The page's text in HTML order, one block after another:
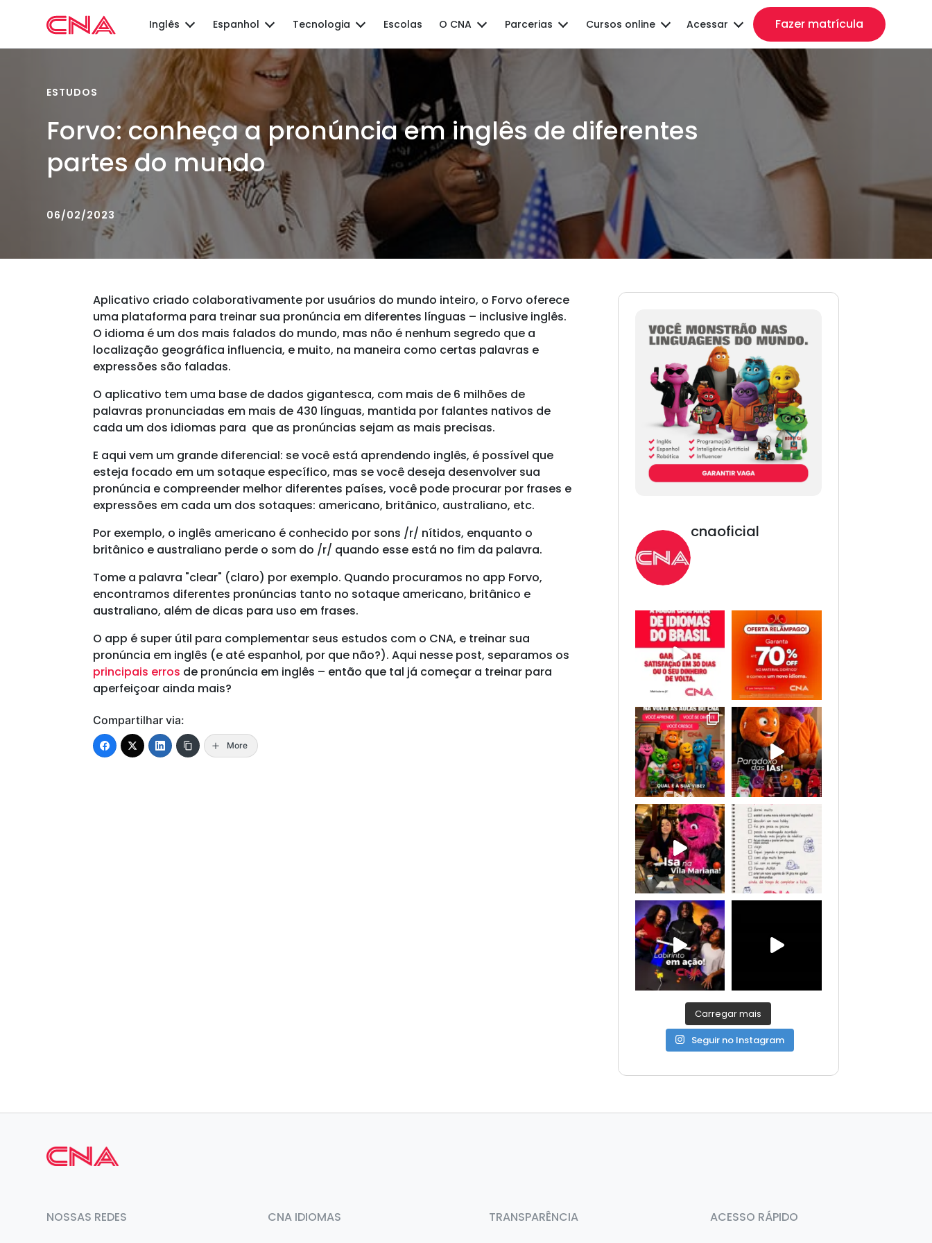
Inglês Espanhol Tecnologia Escolas O CNA Parcerias Cursos online Acessar Fazer matrícula
ESTUDOS
Forvo: conheça a pronúncia em inglês de diferentes
partes do mundo
06/02/2023
Aplicativo criado colaborativamente por usuários do mundo inteiro, o Forvo oferece
uma plataforma para treinar sua pronúncia em diferentes línguas – inclusive inglês.
O idioma é um dos mais falados do mundo, mas não é nenhum segredo que a
localização geográfica influencia, e muito, na maneira como certas palavras e
expressões são faladas.
O aplicativo tem uma base de dados gigantesca, com mais de 6 milhões de
palavras pronunciadas em mais de 430 línguas, mantida por falantes nativos de
cada um dos idiomas para que as pronúncias sejam as mais precisas.
E aqui vem um grande diferencial: se você está aprendendo inglês, é possível que
esteja focado em um sotaque específico, mas se você deseja desenvolver sua
pronúncia e compreender melhor diferentes países, você pode procurar por frases e
expressões em cada um dos sotaques: americano, britânico, australiano, etc.
Por exemplo, o inglês americano é conhecido por sons /r/ nítidos, enquanto o
britânico e australiano perde o som do /r/ quando esse está no fim da palavra.
Tome a palavra "clear" (claro) por exemplo. Quando procuramos no app Forvo,
encontramos diferentes pronúncias tanto no sotaque americano, britânico e
australiano, além de dicas para uso em frases.
O app é super útil para complementar seus estudos com o CNA, e treinar sua
pronúncia em inglês (e até espanhol, por que não?). Aqui nesse post, separamos os
principais erros de pronúncia em inglês – então que tal já começar a treinar para
aperfeiçoar ainda mais?
Compartilhar via:
More
cnaoficial
tudo!
Carregar mais
Seguir no Instagram
NOSSAS REDES CNA IDIOMAS TRANSPARÊNCIA ACESSO RÁPIDO